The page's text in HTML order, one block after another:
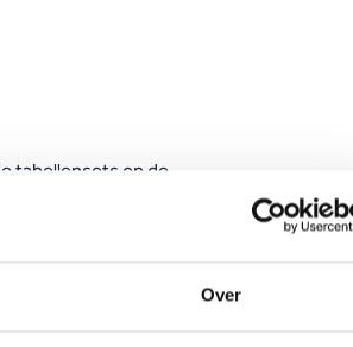
Over
tabellensets op de